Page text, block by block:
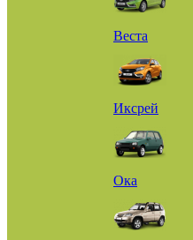
Веста
Иксрей
Ока